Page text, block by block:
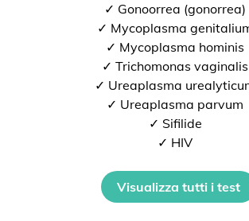
✓ Gonoorrea (gonorrea)
✓ Mycoplasma
✓ Mycoplasma hominis
✓ Trichomonas vaginalis
✓ Ureaplasma
✓ Ureaplasma parvum
✓ Sifilide
✓ HIV
Visualizza tutti i test